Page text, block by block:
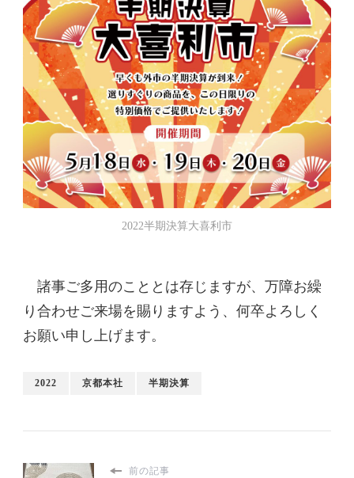
2022半期決算大喜利市
諸事ご多用のこととは存じますが、万障お繰
り合わせご来場を賜りますよう、何卒よろしく
お願い申し上げます。
2022 京都本社 半期決算
前の記事